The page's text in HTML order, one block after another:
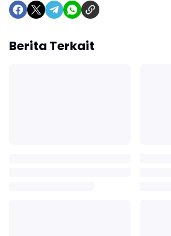
Berita Terkait